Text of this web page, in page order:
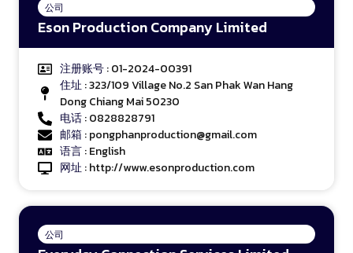
公司
Eson Production Company Limited
注册账号: 01-2024-00391
住址: 323/109 Village No.2 San Phak Wan Hang
Dong Chiang Mai 50230
电话: 0828828791
邮箱: pongphanproduction@gmail.com
语言: English
网址:http://www.esonproduction.com
公司